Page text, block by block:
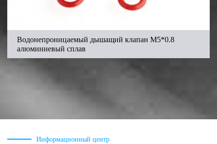
Водонепроницаемый дышащий клапан M5*0.8
алюминиевый сплав
Информационный центр